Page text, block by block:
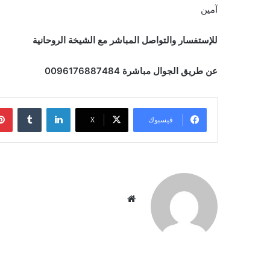
آمين
للإستفسار والتواصل المباشر مع الشيخة الروحانية
عن طريق الجوال مباشرة 0096176887484
فيسبوك X
لينكدإن